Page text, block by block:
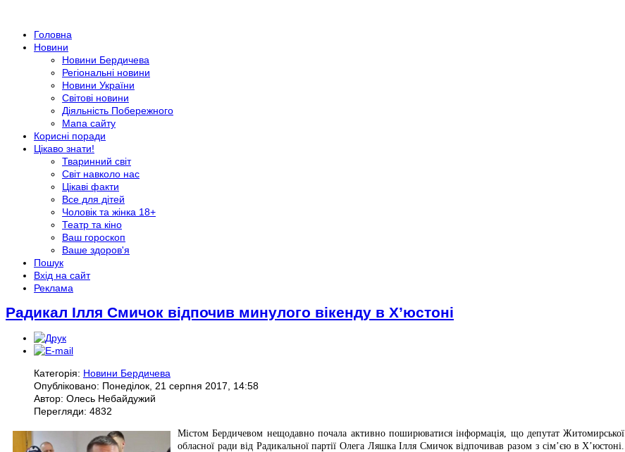
Головна
Новини
Новини Бердичева
Регіональні новини
Новини України
Світові новини
Діяльність Побережного
Мапа сайту
Корисні поради
Цікаво знати!
Тваринний світ
Світ навколо нас
Цікаві факти
Все для дітей
Чоловік та жінка 18+
Театр та кіно
Ваш гороскоп
Ваше здоров'я
Пошук
Вхід на сайт
Реклама
Радикал Ілля Смичок відпочив минулого вікенду в Х’юстоні
Категорія: Новини Бердичева
Опубліковано: Понеділок, 21 серпня 2017, 14:58
Автор: Олесь Небайдужий
Перегляди: 4832
Містом Бердичевом нещодавно почала активно поширюватися інформація, що депутат Житомирської
обласної ради від Радикальної партії Олега Ляшка Ілля Смичок відпочивав разом з сім’єю в Х’юстоні.